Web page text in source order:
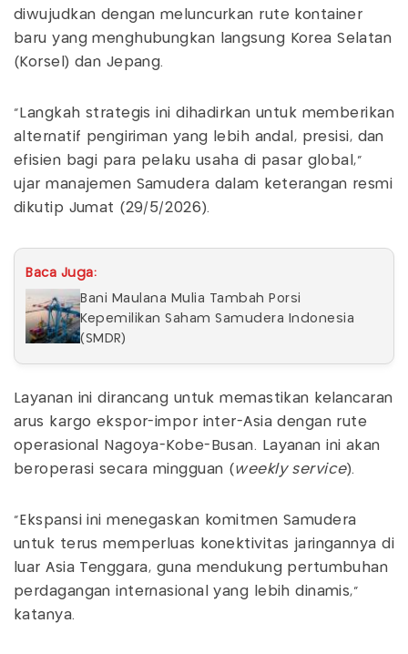
diwujudkan dengan meluncurkan rute kontainer
baru yang menghubungkan langsung Korea Selatan
(Korsel) dan Jepang.
"Langkah strategis ini dihadirkan untuk memberikan
alternatif pengiriman yang lebih andal, presisi, dan
efisien bagi para pelaku usaha di pasar global,"
ujar manajemen Samudera dalam keterangan resmi
dikutip Jumat (29/5/2026).
Baca Juga:
Bani Maulana Mulia Tambah Porsi
Kepemilikan Saham Samudera Indonesia
(SMDR)
Layanan ini dirancang untuk memastikan kelancaran
arus kargo ekspor-impor inter-Asia dengan rute
operasional Nagoya-Kobe-Busan. Layanan ini akan
beroperasi secara mingguan ( weekly service).
"Ekspansi ini menegaskan komitmen Samudera
untuk terus memperluas konektivitas jaringannya di
luar Asia Tenggara, guna mendukung pertumbuhan
perdagangan internasional yang lebih dinamis,"
katanya.